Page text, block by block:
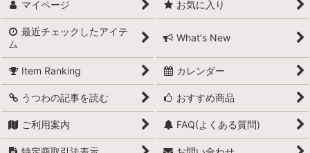
マイページ お気に入り
最近チェックしたアイテ
ム
What's New
Item Ranking カレンダー
うつわの記事を読む おすすめ商品
ご利用案内 FAQ(よくある質問)